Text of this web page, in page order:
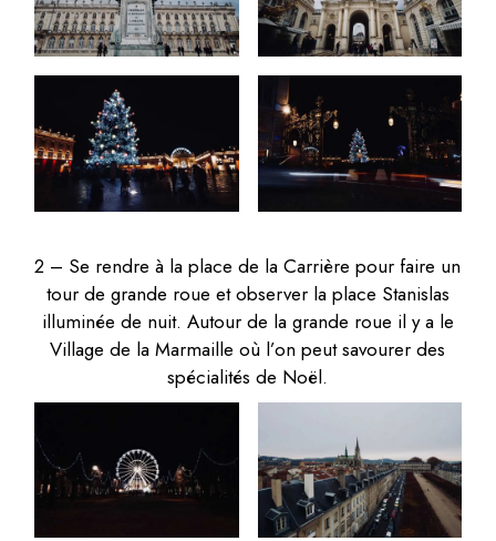
2 – Se rendre à la place de la Carrière pour faire un
tour de grande roue et observer la place Stanislas
illuminée de nuit. Autour de la grande roue il y a le
Village de la Marmaille où l’on peut savourer des
spécialités de Noël.